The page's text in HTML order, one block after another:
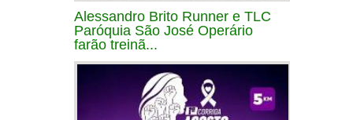
Alessandro Brito Runner e TLC
Paróquia São José Operário
farão treinã...